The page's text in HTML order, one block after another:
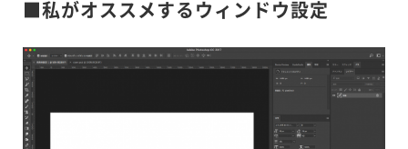
■私がオススメするウィンドウ設定